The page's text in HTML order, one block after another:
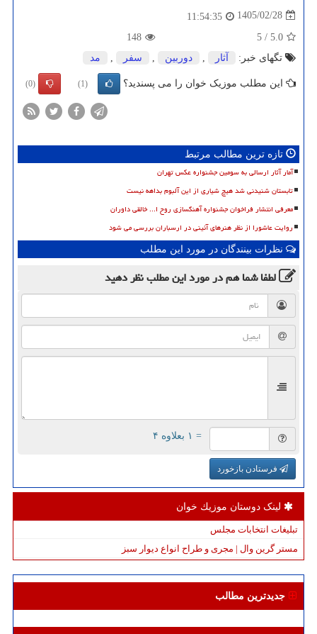
1405/02/28
11:54:35
5.0
/
5
148
تگهای خبر:
آثار دوربین سفر مد
این مطلب موزیک خوان را می پسندید؟ (1)
(0)
تازه ترین مطالب مرتبط
آمار آثار ارسالی به سومین جشنواره عکس تهران
تابستان شنیدنی شد هیچ شیاری از این آلبوم بداهه نیست
معرفی انتشار فراخوان جشنواره آهنگسازی روح ا... خالقی داوران
روایت عاشورا از نظر هنرهای آئینی در ارسباران بررسی می شود
نظرات بینندگان در مورد این مطلب
لطفا شما همدر مورد این مطلبنظر دهید
= ۱ بعلاوه ۴
فرستادن بازخورد
لینک دوستان موزیك خوان
تبلیغات انتخابات مجلس
مستر گرین وال | مجری و طراح انواع دیوار سبز
جدیدترین مطالب